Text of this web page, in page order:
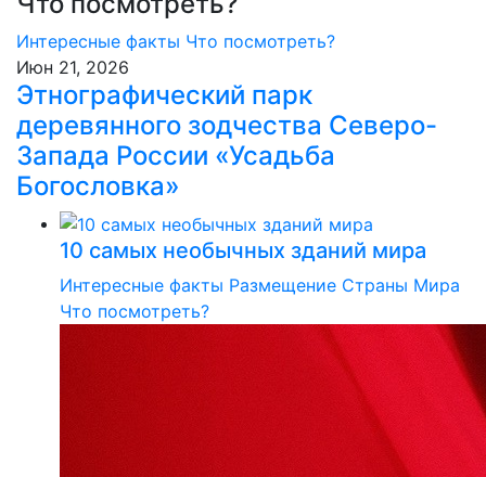
Интересные факты Что посмотреть?
Июн 21, 2026
Этнографический парк
деревянного зодчества Северо-
Запада России «Усадьба
Богословка»
10 самых необычных зданий мира
Интересные факты Размещение Страны Мира
Что посмотреть?